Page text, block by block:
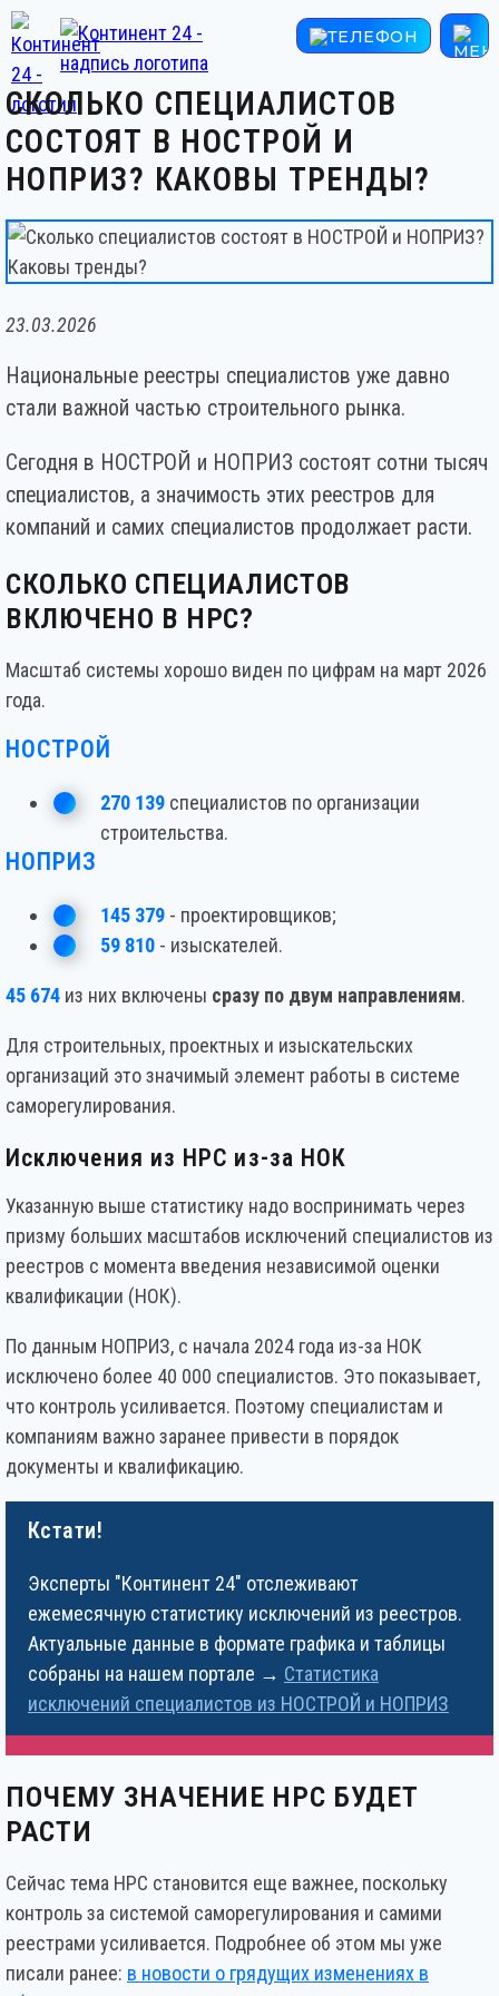
СКОЛЬКО СПЕЦИАЛИСТОВ
СОСТОЯТ В НОСТРОЙ И
НОПРИЗ? КАКОВЫ ТРЕНДЫ?
23.03.2026
Национальные реестры специалистов уже давно
стали важной частью строительного рынка.
Сегодня в НОСТРОЙ и НОПРИЗ состоят сотни тысяч
специалистов, а значимость этих реестров для
компаний и самих специалистов продолжает расти.
СКОЛЬКО СПЕЦИАЛИСТОВ
ВКЛЮЧЕНО В НРС?
Масштаб системы хорошо виден по цифрам на март 2026
года.
НОСТРОЙ
270 139 специалистов по организации
строительства.
НОПРИЗ
145 379 - проектировщиков;
59 810 - изыскателей.
45 674 из них включены сразу по двум направлениям.
Для строительных, проектных и изыскательских
организаций это значимый элемент работы в системе
саморегулирования.
Исключения из НРС из-за НОК
Указанную выше статистику надо воспринимать через
призму больших масштабов исключений специалистов из
реестров с момента введения независимой оценки
квалификации (НОК).
По данным НОПРИЗ, с начала 2024 года из-за НОК
исключено более 40 000 специалистов. Это показывает,
что контроль усиливается. Поэтому специалистам и
компаниям важно заранее привести в порядок
документы и квалификацию.
Кстати!
Эксперты "Континент 24" отслеживают
ежемесячную статистику исключений из реестров.
Актуальные данные в формате графика и таблицы
собраны на нашем портале → Статистика
исключений специалистов из НОСТРОЙ и НОПРИЗ
ПОЧЕМУ ЗНАЧЕНИЕ НРС БУДЕТ
РАСТИ
Сейчас тема НРС становится еще важнее, поскольку
контроль за системой саморегулирования и самими
реестрами усиливается. Подробнее об этом мы уже
писали ранее: в новости о грядущих изменениях в